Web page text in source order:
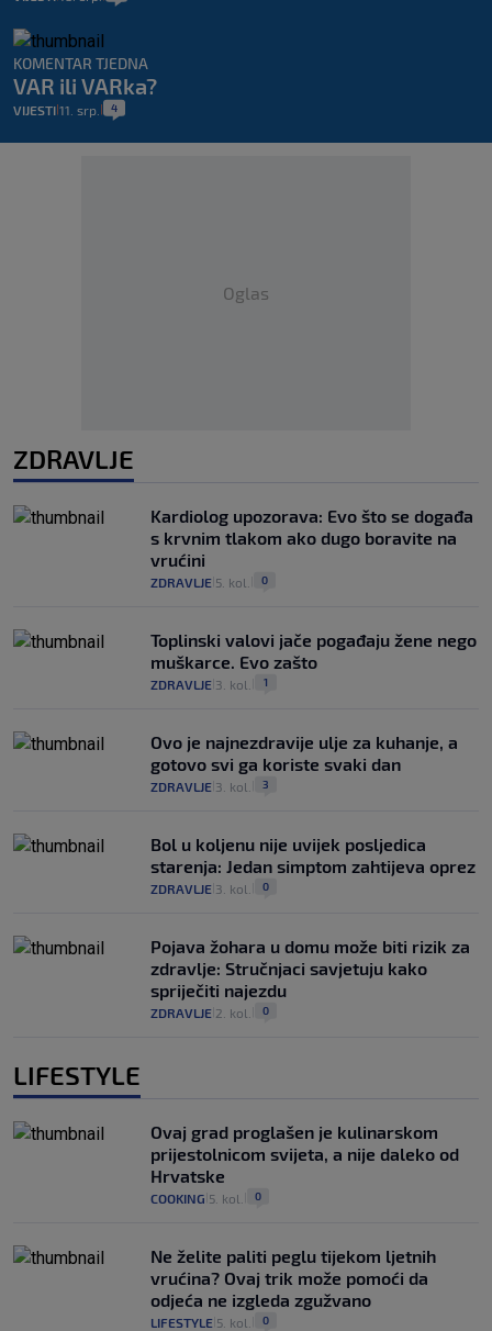
KOMENTAR TJEDNA
VAR ili VARka?
VIJESTI 11. srp. 4
Oglas
ZDRAVLJE
Kardiolog upozorava: Evo što se događa
s krvnim tlakom ako dugo boravite na
vrućini
ZDRAVLJE 5. kol. 0
Toplinski valovi jače pogađaju žene nego
muškarce. Evo zašto
ZDRAVLJE 3. kol. 1
Ovo je najnezdravije ulje za kuhanje, a
gotovo svi ga koriste svaki dan
ZDRAVLJE 3. kol. 3
Bol u koljenu nije uvijek posljedica
starenja: Jedan simptom zahtijeva oprez
ZDRAVLJE 3. kol. 0
Pojava žohara u domu može biti rizik za
zdravlje: Stručnjaci savjetuju kako
spriječiti najezdu
ZDRAVLJE 2. kol. 0
LIFESTYLE
Ovaj grad proglašen je kulinarskom
prijestolnicom svijeta, a nije daleko od
Hrvatske
COOKING 5. kol. 0
Ne želite paliti peglu tijekom ljetnih
vrućina? Ovaj trik može pomoći da
odjeća ne izgleda zgužvano
LIFESTYLE 5. kol. 0